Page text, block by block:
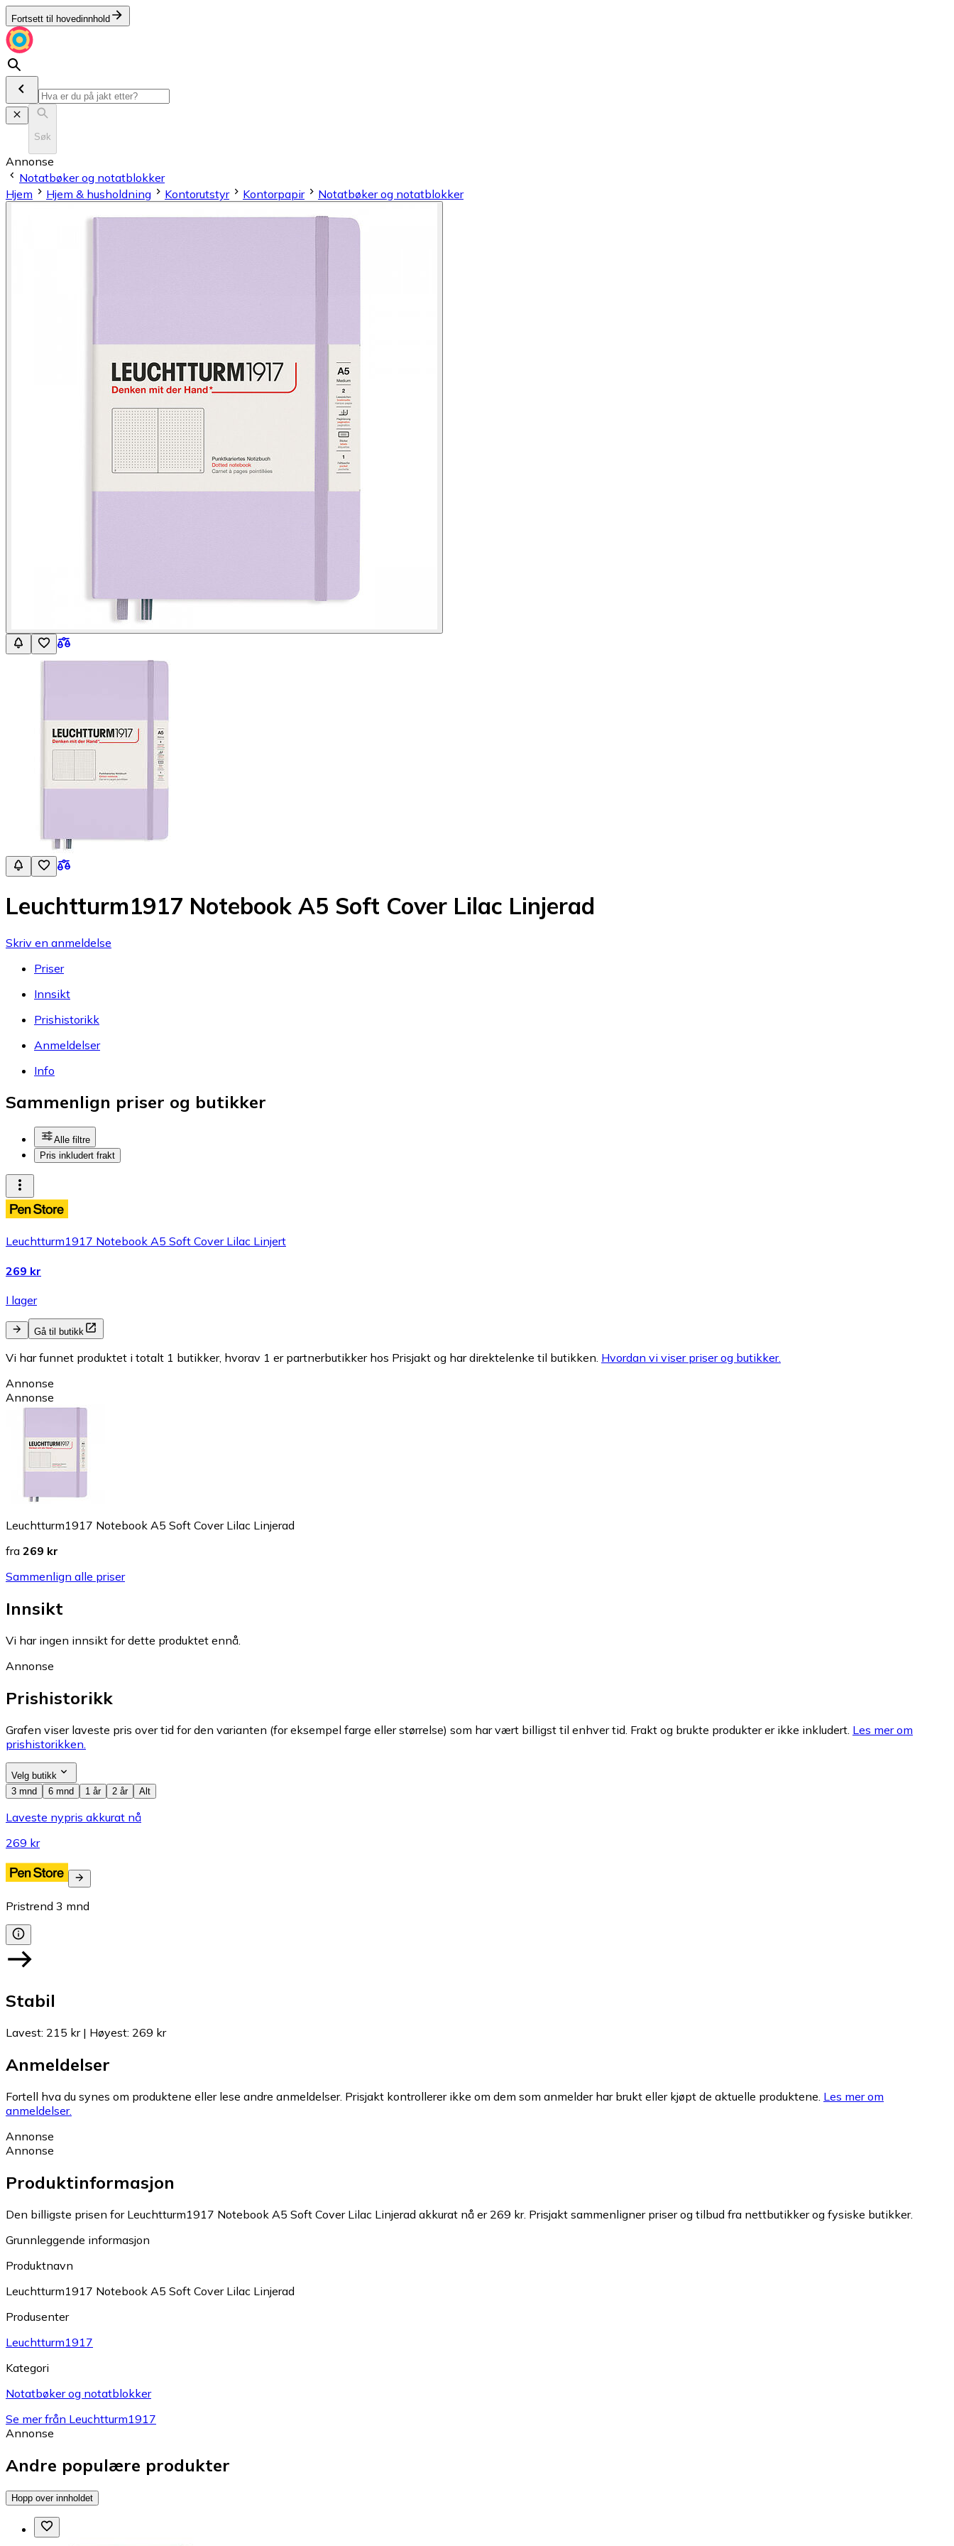
Fortsett til hovedinnhold
Søk
Annonse
Notatbøker og notatblokker
Hjem
Hjem & husholdning Kontorutstyr Kontorpapir Notatbøker og notatblokker
Leuchtturm1917 Notebook A5 Soft Cover Lilac Linjerad
Skriv en anmeldelse
Priser
Innsikt
Prishistorikk
Anmeldelser
Info
Sammenlign priser og butikker
Alle filtre
Pris inkludert frakt
Leuchtturm1917 Notebook A5 Soft Cover Lilac Linjert
269 kr
I lager
Gå til butikk
Vi har funnet produktet i totalt 1 butikker, hvorav 1 er partnerbutikker hos Prisjakt og har direktelenke til butikken. Hvordan vi viser priser og butikker.
Annonse
Annonse
Leuchtturm1917 Notebook A5 Soft Cover Lilac Linjerad
fra 269 kr
Sammenlign alle priser
Innsikt
Vi har ingen innsikt for dette produktet ennå.
Annonse
Prishistorikk
Grafen viser laveste pris over tid for den varianten (for eksempel farge eller størrelse) som har vært billigst til enhver tid. Frakt og brukte produkter er ikke inkludert. Les mer om
prishistorikken.
Velg butikk
3 mnd
6 mnd 1 år 2 år Alt
Laveste nypris akkurat nå
269 kr
Pristrend 3 mnd
Stabil
Lavest: 215 kr| Høyest: 269 kr
Anmeldelser
Fortell hva du synes om produktene eller lese andre anmeldelser. Prisjakt kontrollerer ikke om dem som anmelder har brukt eller kjøpt de aktuelle produktene. Les mer om
anmeldelser.
Annonse
Annonse
Produktinformasjon
Den billigste prisen for Leuchtturm1917 Notebook A5 Soft Cover Lilac Linjerad akkurat nå er 269 kr. Prisjakt sammenligner priser og tilbud fra nettbutikker og fysiske butikker.
Grunnleggende informasjon
Produktnavn
Leuchtturm1917 Notebook A5 Soft Cover Lilac Linjerad
Produsenter
Leuchtturm1917
Kategori
Notatbøker og notatblokker
Se mer från Leuchtturm1917
Annonse
Andre populære produkter
Hopp over innholdet